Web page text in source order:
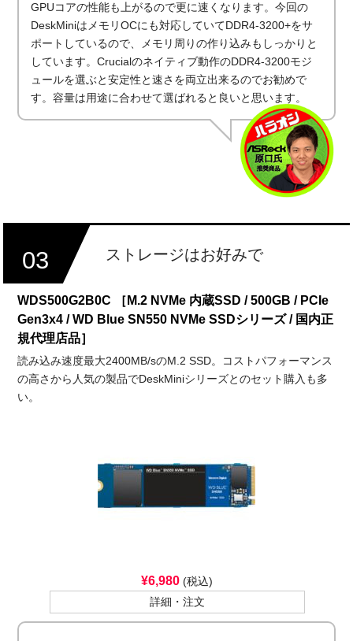
GPUコアの性能も上がるので更に速くなります。今回の
DeskMiniはメモリOCにも対応していてDDR4-3200+をサ
ポートしているので、メモリ周りの作り込みもしっかりと
しています。Crucialのネイティブ動作のDDR4-3200モジ
ュールを選ぶと安定性と速さを両立出来るのでお勧めで
す。容量は用途に合わせて選ばれると良いと思います。
03 ストレージはお好みで
WDS500G2B0C ［M.2 NVMe 内蔵SSD / 500GB / PCIe
Gen3x4 / WD Blue SN550 NVMe SSDシリーズ / 国内正
規代理店品］
読み込み速度最大2400MB/sのM.2 SSD。コストパフォーマンス
の高さから人気の製品でDeskMiniシリーズとのセット購入も多
い。
¥6,980(税込)
詳細・注文